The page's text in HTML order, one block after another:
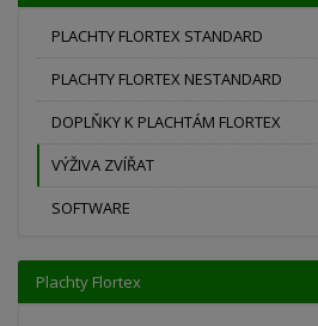
PLACHTY FLORTEX STANDARD
PLACHTY FLORTEX NESTANDARD
DOPLŇKY K PLACHTÁM FLORTEX
VÝŽIVA ZVÍŘAT
SOFTWARE
Plachty Flortex